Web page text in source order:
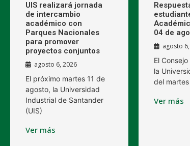
UIS realizará jornada
de intercambio
académico con
Parques Nacionales
para promover
proyectos conjuntos
agosto 6, 2026
El próximo martes 11 de
agosto, la Universidad
Industrial de Santander
(UIS)
Ver más
04 de
agosto
El
la
del
Ver más